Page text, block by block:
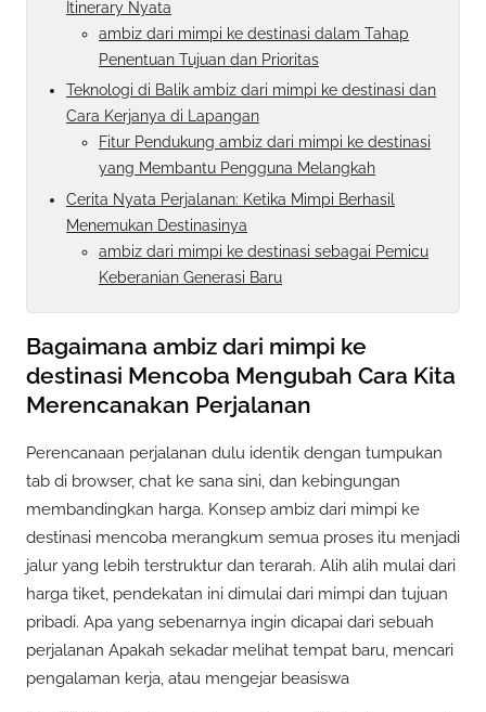
Itinerary Nyata
ambiz dari mimpi ke destinasi dalam Tahap
Penentuan Tujuan dan Prioritas
Teknologi di Balik ambiz dari mimpi ke destinasi dan
Cara Kerjanya di Lapangan
Fitur Pendukung ambiz dari mimpi ke destinasi
yang Membantu Pengguna Melangkah
Cerita Nyata Perjalanan: Ketika Mimpi Berhasil
Menemukan Destinasinya
ambiz dari mimpi ke destinasi sebagai Pemicu
Keberanian Generasi Baru
Bagaimana ambiz dari mimpi ke
destinasi Mencoba Mengubah Cara Kita
Merencanakan Perjalanan
Perencanaan perjalanan dulu identik dengan tumpukan
tab di browser, chat ke sana sini, dan kebingungan
membandingkan harga. Konsep ambiz dari mimpi ke
destinasi mencoba merangkum semua proses itu menjadi
jalur yang lebih terstruktur dan terarah. Alih alih mulai dari
harga tiket, pendekatan ini dimulai dari mimpi dan tujuan
pribadi. Apa yang sebenarnya ingin dicapai dari sebuah
perjalanan Apakah sekadar melihat tempat baru, mencari
pengalaman kerja, atau mengejar beasiswa